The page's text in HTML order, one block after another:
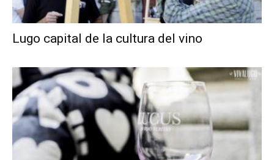
Lugo capital de la cultura del vino